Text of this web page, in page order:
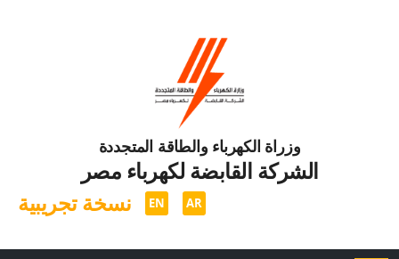
وزراة الكهرباء والطاقة المتجددة
الشركة القابضة لكهرباء مصر
AR
EN نسخة تجريبية